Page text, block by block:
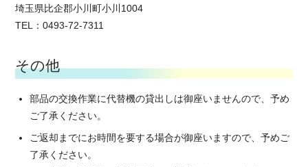
埼玉県比企郡小川町小川1004
TEL：0493-72-7311
その他
部品の交換作業に代替機の貸出しは御座いませんので、予め
ご了承ください。
ご返却までにお時間を要する場合が御座いますので、予めご
了承ください。